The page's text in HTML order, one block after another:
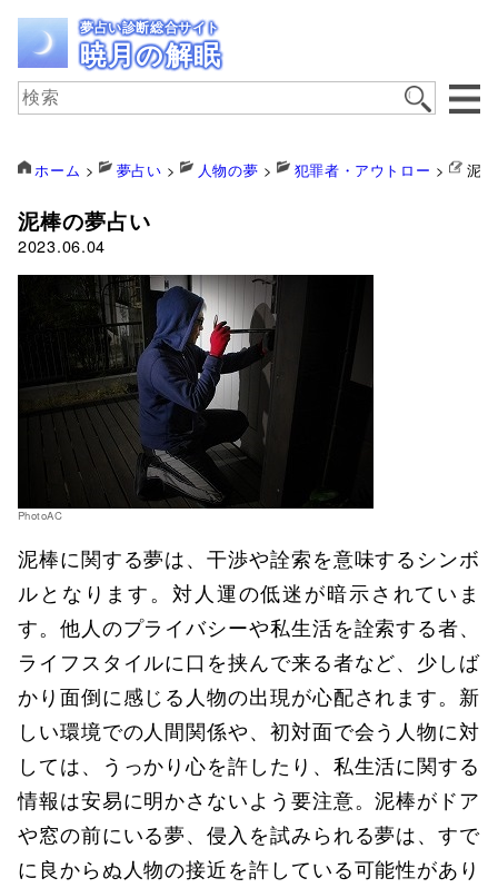
夢占い診断総合サイト
暁月の解眠
ホーム > 夢占い > 人物の夢 > 犯罪者・アウトロー > 泥
泥棒の夢占い
2023.06.04
PhotoAC
泥棒に関する夢は、干渉や詮索を意味するシンボ
ルとなります。対人運の低迷が暗示されていま
す。他人のプライバシーや私生活を詮索する者、
ライフスタイルに口を挟んで来る者など、少しば
かり面倒に感じる人物の出現が心配されます。新
しい環境での人間関係や、初対面で会う人物に対
しては、うっかり心を許したり、私生活に関する
情報は安易に明かさないよう要注意。泥棒がドア
や窓の前にいる夢、侵入を試みられる夢は、すで
に良からぬ人物の接近を許している可能性があり